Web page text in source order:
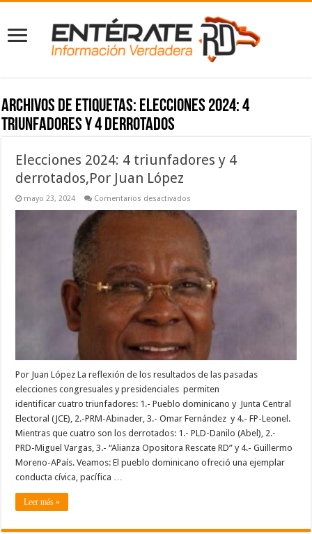
Archivos de etiquetas: Elecciones 2024: 4
triunfadores y 4 derrotados
Elecciones 2024: 4 triunfadores y 4
derrotados,Por Juan López
mayo 23, 2024 Comentarios desactivados
2024:
4
triunfadores
derrotados,Por
Juan
López
Por Juan López La reflexión de los resultados de las pasadas
elecciones congresuales y presidenciales permiten
identificar cuatro triunfadores: 1.- Pueblo dominicano y Junta Central
Electoral (JCE), 2.-PRM-Abinader, 3.- Omar Fernández y 4.- FP-Leonel.
Mientras que cuatro son los derrotados: 1.- PLD-Danilo (Abel), 2.-
PRD-Miguel Vargas, 3.- “Alianza Opositora Rescate RD” y 4.- Guillermo
Moreno-APaís. Veamos: El pueblo dominicano ofreció una ejemplar
conducta cívica, pacífica …
Leer más »